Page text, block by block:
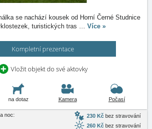
se nachází kousek od Horní Černé Studnice
turistických tras … Více »
Kompletní prezentace
Vložit objekt do své aktovky
na dotaz Kamera Počasí
noc: 230 Kč bez stravování
260 Kč bez stravování